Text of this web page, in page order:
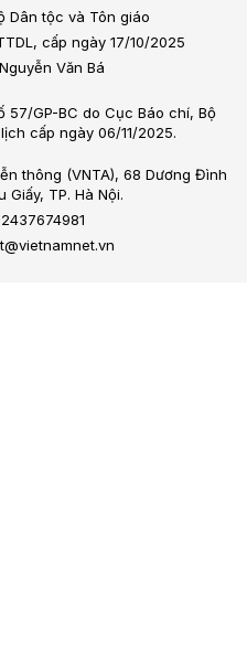
Dân tộc và Tôn giáo
cấp ngày 17/10/2025
Văn Bá
57/GP-BC do Cục Báo chí, Bộ
cấp ngày 06/11/2025.
thông (VNTA), 68 Dương Đình
Giấy, TP. Hà Nội.